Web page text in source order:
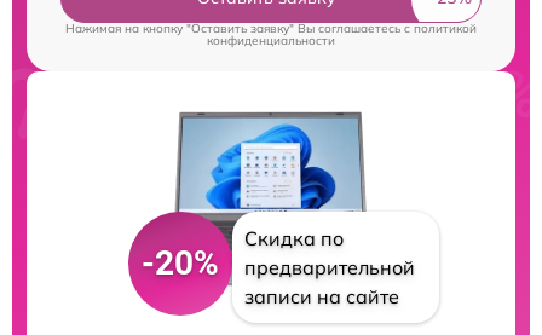
Нажимая на кнопку "Оставить заявку" Вы соглашаетесь c политикой
конфиденциальности
-20%
Скидка по
предварительной
записи на сайте